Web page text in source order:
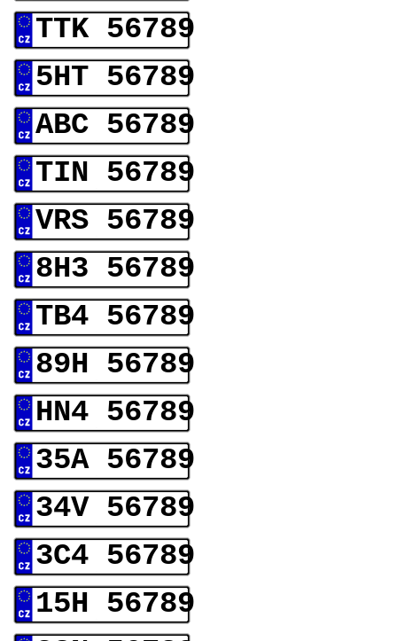
TTK 56789
5HT 56789
ABC 56789
TIN 56789
VRS 56789
8H3 56789
TB4 56789
89H 56789
HN4 56789
35A 56789
34V 56789
3C4 56789
15H 56789